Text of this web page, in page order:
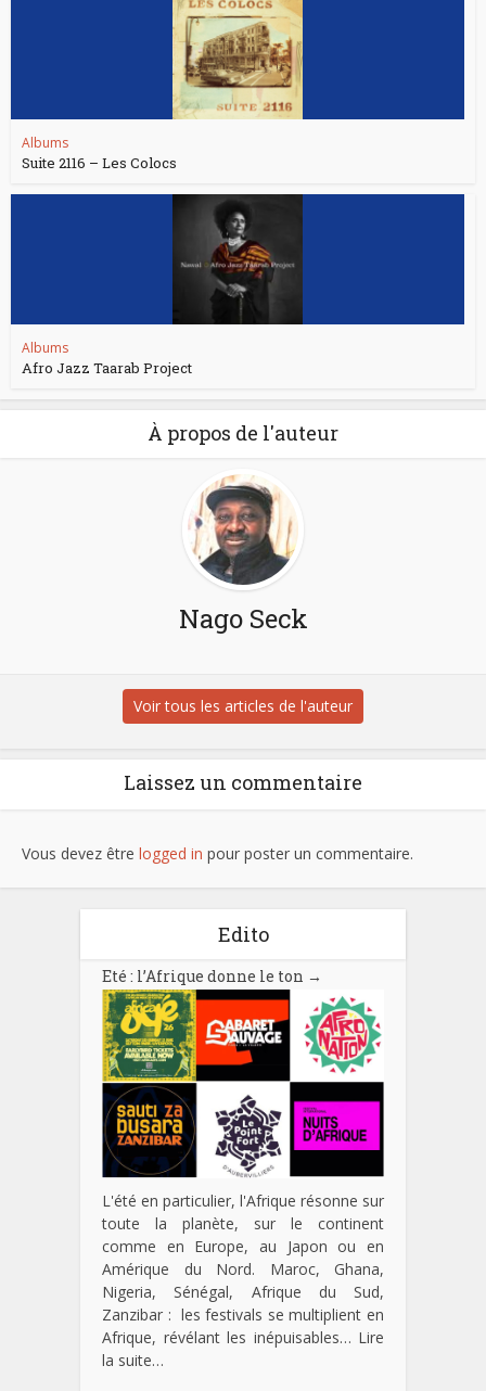
Albums
Suite 2116 – Les Colocs
Albums
Afro Jazz Taarab Project
À propos de l'auteur
Nago Seck
Voir tous les articles de l'auteur
Laissez un commentaire
Vous devez être logged in pour poster un commentaire.
Edito
Eté : l’Afrique donne le ton →
L'été en particulier, l'Afrique résonne sur
toute la planète, sur le continent
comme en Europe, au Japon ou en
Amérique du Nord. Maroc, Ghana,
Nigeria, Sénégal, Afrique du Sud,
Zanzibar : les festivals se multiplient en
Afrique, révélant les inépuisables… Lire
la suite…